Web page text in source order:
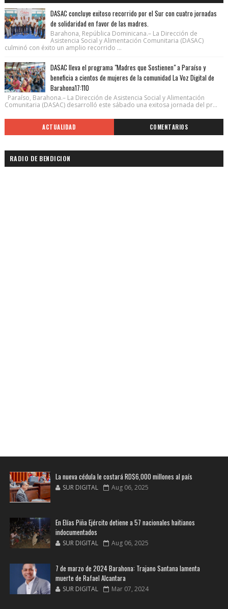
DASAC concluye exitoso recorrido por el Sur con cuatro jornadas
de solidaridad en favor de las madres.
Barahona, República Dominicana.– La Dirección de
Asistencia Social y Alimentación Comunitaria (DASAC)
culminó con éxito un amplio recorrido ...
DASAC lleva el programa "Madres que Sostienen" a Paraíso y
beneficia a cientos de mujeres de la comunidad La Voz Digital de
Barahona17:110
Paraíso, Barahona.– La Dirección de Asistencia Social y Alimentación
Comunitaria (DASAC) desarrolló este sábado una exitosa jornada del pr...
ACTUALIDAD COMENTARIOS
RADIO DE BENDICION
La nueva cédula le costará RD$6,000 millones al país
SUR DIGITAL Aug 06, 2025
En Elías Piña Ejército detiene a 57 nacionales haitianos
indocumentados
SUR DIGITAL Aug 06, 2025
7 de marzo de 2024 Barahona: Trajano Santana lamenta
muerte de Rafael Alcantara
SUR DIGITAL Mar 07, 2024